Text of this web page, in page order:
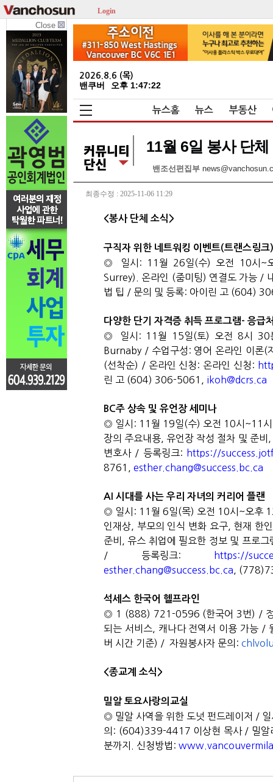
Login
Close
2026.8.6 (목)
밴쿠버 오후 1:47:23
뉴스홈 뉴스 부동산
11월 6일 봉사 단체
밴조선편집부
최종수정 : 2025-11-06 11:29
<봉사 단체 소식 >
구직자 위한 네트워킹 이벤트(트랜스링크)
◎ 일시 : 11 월 26일(수) 오전 10시 ~
Surrey). 온라인 (줌미팅) 연결도 가능 /
법 팁 / 문의 및 등록: 아이린 고 (604)
다양한 단기 자격증 취득 프로그램- 응급
◎ 일시 : 11 월 15일(토) 오전 8시 30
Burnaby / 수업구성 : 영어 온라인 이론(
(선착순) / 온라인 신청 : 온라인 신청 :
린 고 (604) 306-5061, ikoh@dcrs.ca
BC주 상속 및 유언장 세미나
◎ 일시 : 11 월 19일(수) 오전 10시 ~11 시
장의 주요내용
유언장 작성 절차 및 준비
변호사/ 등록링크 :
https://
8761, esther.chang@success.bc.ca
AI 시대를 사는 우리 자녀의 커리어 플랜
◎ 일시 : 11 월 6일(목) 오전 10시 ~오후
인재상
부모의 인식 변화 요구, 현재 한
준비
유스 취업에 필요한 정보 및 프로그
/ 등록링크 :
https://
esther.chang@success.bc.ca ,
석세스 한국어 헬프라인
◎ 1 (888) 721-0596 (한국어 3 번) /
되는 서비스
캐나다 전역서 이용 가능 /
버 시간 기준) / 자원 봉사자 문의 :
<종교계 소식 >
밀알 토요사랑의교실
◎ 밀알 사역을 위한 도넛 펀드레이저 /
의 : (604)339-4417 이상현 목사/ 밀알
분까지
신청방법 :